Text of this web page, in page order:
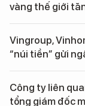
vàng thế giới
Vingroup,
“núi tiền” gửi
Công ty liên
tổng giám đốc